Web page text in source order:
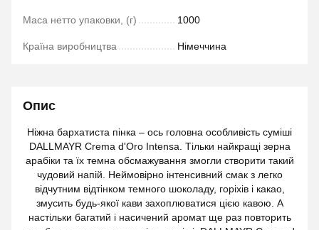
Маса нетто упаковки, (г) 1000
Країна виробництва Німеччина
Опис
Ніжна бархатиста пінка – ось головна особливість суміші
DALLMAYR Crema d'Oro Intensa. Тільки найкращі зерна
арабіки та їх темна обсмажування змогли створити такий
чудовий напій. Неймовірно інтенсивний смак з легко
відчутним відтінком темного шоколаду, горіхів і какао,
змусить будь-якої кави захоплюватися цією кавою. А
настільки багатий і насичений аромат ще раз повторить